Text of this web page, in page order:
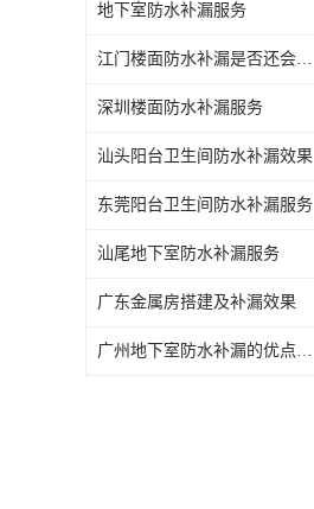
地下室防水补漏服务
江门楼面防水补漏是否还会漏水
深圳楼面防水补漏服务
汕头阳台卫生间防水补漏效果
东莞阳台卫生间防水补漏服务
汕尾地下室防水补漏服务
广东金属房搭建及补漏效果
广州地下室防水补漏的优点和缺点